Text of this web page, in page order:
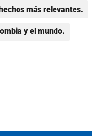
más relevantes.
y el mundo.